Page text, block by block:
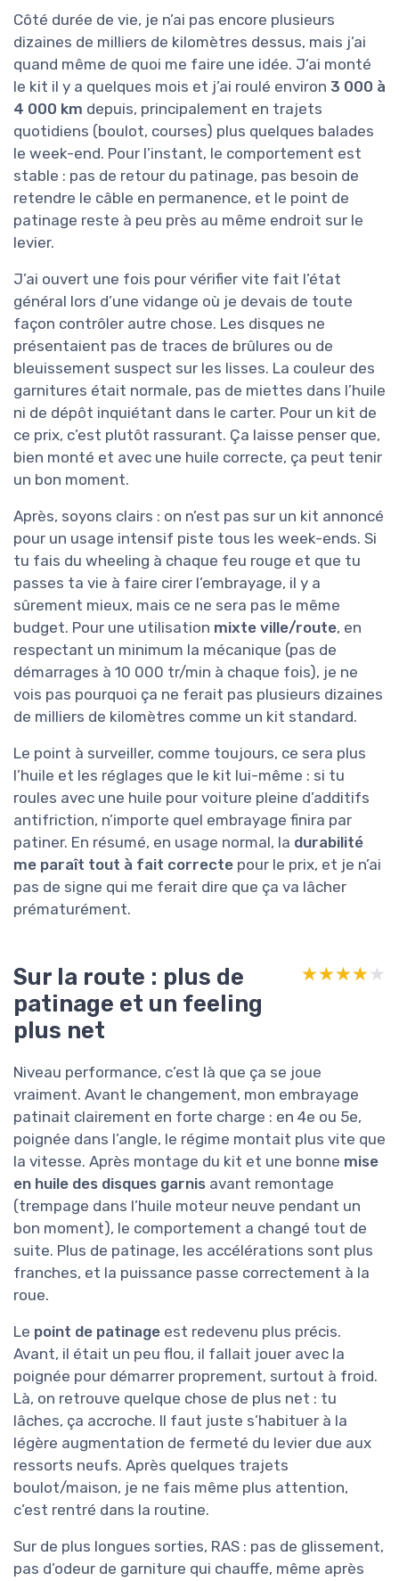
Côté durée de vie, je n’ai pas encore plusieurs
dizaines de milliers de kilomètres dessus, mais j’ai
quand même de quoi me faire une idée. J’ai monté
le kit il y a quelques mois et j’ai roulé environ 3 000 à
4 000 km depuis, principalement en trajets
quotidiens (boulot, courses) plus quelques balades
le week-end. Pour l’instant, le comportement est
stable : pas de retour du patinage, pas besoin de
retendre le câble en permanence, et le point de
patinage reste à peu près au même endroit sur le
levier.
J’ai ouvert une fois pour vérifier vite fait l’état
général lors d’une vidange où je devais de toute
façon contrôler autre chose. Les disques ne
présentaient pas de traces de brûlures ou de
bleuissement suspect sur les lisses. La couleur des
garnitures était normale, pas de miettes dans l’huile
ni de dépôt inquiétant dans le carter. Pour un kit de
ce prix, c’est plutôt rassurant. Ça laisse penser que,
bien monté et avec une huile correcte, ça peut tenir
un bon moment.
Après, soyons clairs : on n’est pas sur un kit annoncé
pour un usage intensif piste tous les week-ends. Si
tu fais du wheeling à chaque feu rouge et que tu
passes ta vie à faire cirer l’embrayage, il y a
sûrement mieux, mais ce ne sera pas le même
budget. Pour une utilisation mixte ville/route, en
respectant un minimum la mécanique (pas de
démarrages à 10 000 tr/min à chaque fois), je ne
vois pas pourquoi ça ne ferait pas plusieurs dizaines
de milliers de kilomètres comme un kit standard.
Le point à surveiller, comme toujours, ce sera plus
l’huile et les réglages que le kit lui-même : si tu
roules avec une huile pour voiture pleine d’additifs
antifriction, n’importe quel embrayage finira par
patiner. En résumé, en usage normal, la durabilité
me paraît tout à fait correcte pour le prix, et je n’ai
pas de signe qui me ferait dire que ça va lâcher
prématurément.
Sur la route : plus de
patinage et un feeling
plus net
★★★★★
★★★★★
Niveau performance, c’est là que ça se joue
vraiment. Avant le changement, mon embrayage
patinait clairement en forte charge : en 4e ou 5e,
poignée dans l’angle, le régime montait plus vite que
la vitesse. Après montage du kit et une bonne mise
en huile des disques garnis avant remontage
(trempage dans l’huile moteur neuve pendant un
bon moment), le comportement a changé tout de
suite. Plus de patinage, les accélérations sont plus
franches, et la puissance passe correctement à la
roue.
Le point de patinage est redevenu plus précis.
Avant, il était un peu flou, il fallait jouer avec la
poignée pour démarrer proprement, surtout à froid.
Là, on retrouve quelque chose de plus net : tu
lâches, ça accroche. Il faut juste s’habituer à la
légère augmentation de fermeté du levier due aux
ressorts neufs. Après quelques trajets
boulot/maison, je ne fais même plus attention,
c’est rentré dans la routine.
Sur de plus longues sorties, RAS : pas de glissement,
pas d’odeur de garniture qui chauffe, même après